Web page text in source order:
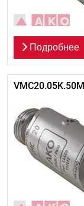
Подробнее